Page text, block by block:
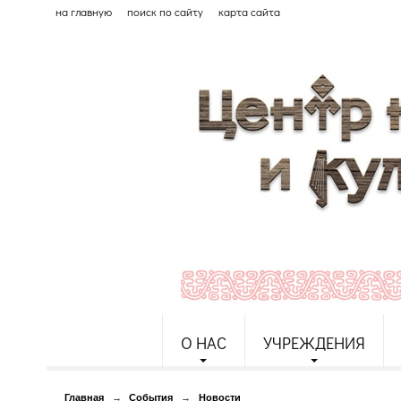
на главную поиск по сайту карта сайта
О НАС УЧРЕЖДЕНИЯ
Главная → События → Новости